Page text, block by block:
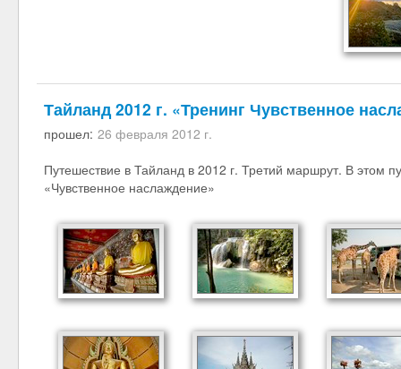
Тайланд 2012 г. «Тренинг Чувственное
прошел: 26 февраля 2012 г.
Путешествие в Тайланд в 2012 г. Третий маршрут. В этом
«Чувственное наслаждение»